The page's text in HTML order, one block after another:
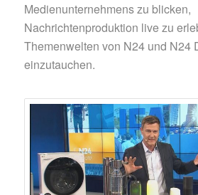
Medienunternehmens zu blicken,
Nachrichtenproduktion live zu
Themenwelten von N24 und N24
einzutauchen.